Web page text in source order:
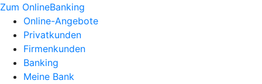
Zum OnlineBanking
Online-Angebote
Privatkunden
Firmenkunden
Banking
Meine Bank